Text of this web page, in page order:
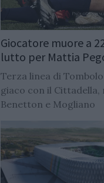
Giocatore muore a
lutto per Mattia
Terza linea di Tombolo
giaco con il Cittadella,
Benetton e Mogliano